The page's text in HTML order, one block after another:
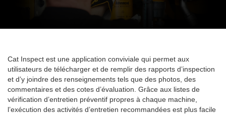
Cat Inspect est une application conviviale qui permet aux
utilisateurs de télécharger et de remplir des rapports d’inspection
et d’y joindre des renseignements tels que des photos, des
commentaires et des cotes d’évaluation. Grâce aux listes de
vérification d’entretien préventif propres à chaque machine,
l’exécution des activités d’entretien recommandées est plus facile